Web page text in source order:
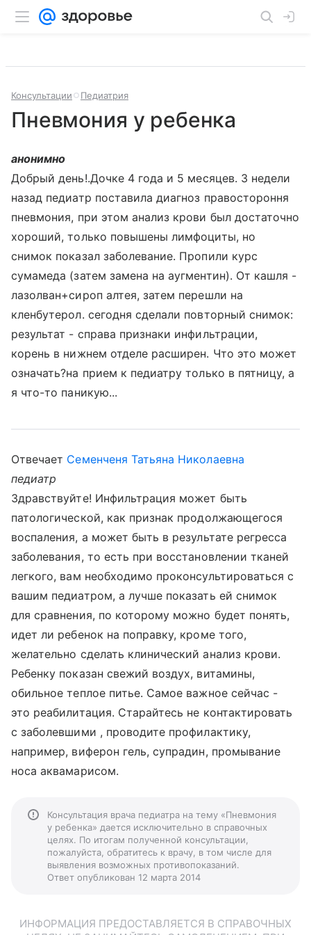
Консультации Педиатрия
Пневмония у ребенка
анонимно
Добрый день!.Дочке 4 года и 5 месяцев. 3 недели
назад педиатр поставила диагноз правостороння
пневмония, при этом анализ крови был достаточно
хороший, только повышены лимфоциты, но
снимок показал заболевание. Пропили курс
сумамеда (затем замена на аугментин). От кашля -
лазолван+сироп алтея, затем перешли на
кленбутерол. сегодня сделали повторный снимок:
результат - справа признаки инфильтрации,
корень в нижнем отделе расширен. Что это может
означать?на прием к педиатру только в пятницу, а
я что-то паникую...
Отвечает Семенченя Татьяна Николаевна
педиатр
Здравствуйте! Инфильтрация может быть
патологической, как признак продолжающегося
воспаления, а может быть в результате регресса
заболевания, то есть при восстановлении тканей
легкого, вам необходимо проконсультироваться с
вашим педиатром, а лучше показать ей снимок
для сравнения, по которому можно будет понять,
идет ли ребенок на поправку, кроме того,
желательно сделать клинический анализ крови.
Ребенку показан свежий воздух, витамины,
обильное теплое питье. Самое важное сейчас -
это реабилитация. Старайтесь не контактировать
с заболевшими , проводите профилактику,
например, виферон гель, супрадин, промывание
носа аквамарисом.
Консультация врача педиатра на тему «Пневмония
у ребенка» дается исключительно в справочных
целях. По итогам полученной консультации,
пожалуйста, обратитесь к врачу, в том числе для
выявления возможных противопоказаний.
Ответ опубликован 12 марта 2014
ИНФОРМАЦИЯ ПРЕДОСТАВЛЯЕТСЯ В СПРАВОЧНЫХ